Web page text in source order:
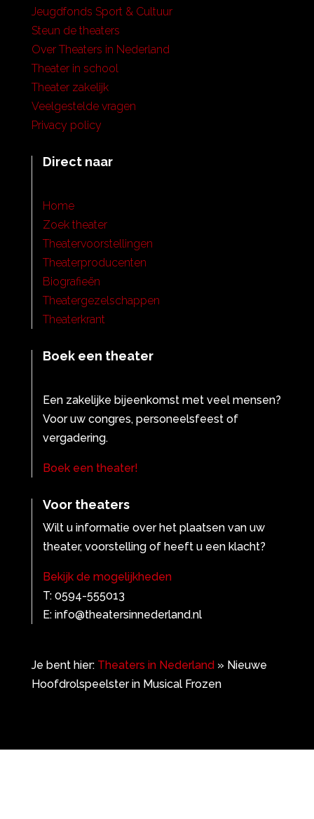
Jeugdfonds Sport & Cultuur
Steun de theaters
Over Theaters in Nederland
Theater in school
Theater zakelijk
Veelgestelde vragen
Privacy policy
Direct naar
Home
Zoek theater
Theatervoorstellingen
Theaterproducenten
Biografieën
Theatergezelschappen
Theaterkrant
Boek een theater
Een zakelijke bijeenkomst met veel mensen?
Voor uw congres, personeelsfeest of
vergadering.
Boek een theater!
Voor theaters
Wilt u informatie over het plaatsen van uw
theater, voorstelling of heeft u een klacht?
Bekijk de mogelijkheden
T: 0594-555013
E: info@theatersinnederland.nl
Je bent hier: Theaters in Nederland» Nieuwe
Hoofdrolspeelster in Musical Frozen